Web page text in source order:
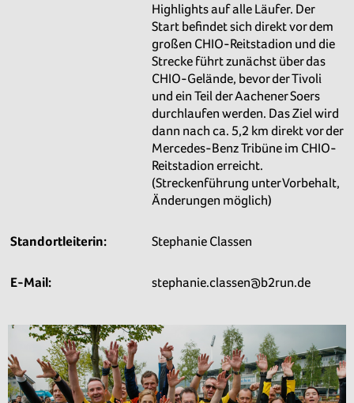
Highlights auf alle Läufer. Der
Start befindet sich direkt vor dem
großen CHIO-Reitstadion und die
Strecke führt zunächst über das
CHIO-Gelände, bevor der Tivoli
und ein Teil der Aachener Soers
durchlaufen werden. Das Ziel wird
dann nach ca. 5,2 km direkt vor der
Mercedes-Benz Tribüne im CHIO-
Reitstadion erreicht.
(Streckenführung unter Vorbehalt,
Änderungen möglich)
Standortleiterin: Stephanie Classen
E-Mail: stephanie.classen@b2run.de